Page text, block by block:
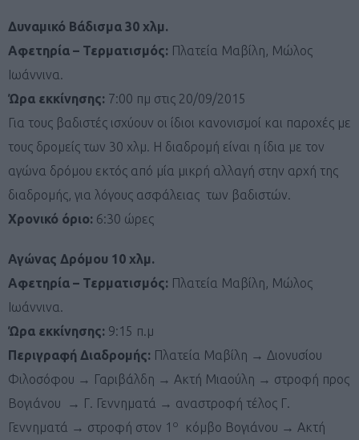
Δυναμικό Βάδισμα 30 χλμ.
Αφετηρία – Τερματισμός: Πλατεία Μαβίλη, Μώλος
Ιωάννινα.
Ώρα εκκίνησης: 7:00 πμ στις 20/09/2015
Για τους βαδιστές ισχύουν οι ίδιοι κανονισμοί και παροχές με
τους δρομείς των 30 χλμ. Η διαδρομή είναι η ίδια με τον
αγώνα δρόμου εκτός από μία μικρή αλλαγή στην αρχή της
διαδρομής, για λόγους ασφάλειας των βαδιστών.
Χρονικό όριο: 6:30 ώρες
Αγώνας Δρόμου 10 χλμ.
Αφετηρία – Τερματισμός: Πλατεία Μαβίλη, Μώλος
Ιωάννινα.
Ώρα εκκίνησης: 9:15 π.μ
Περιγραφή Διαδρομής: Πλατεία Μαβίλη → Διονυσίου
Φιλοσόφου → Γαριβάλδη → Ακτή Μιαούλη → στροφή προς
Βογιάνου → Γ. Γεννηματά → αναστροφή τέλος Γ.
Γεννηματά → στροφή στον 1 ο κόμβο Βογιάνου → Aκτή